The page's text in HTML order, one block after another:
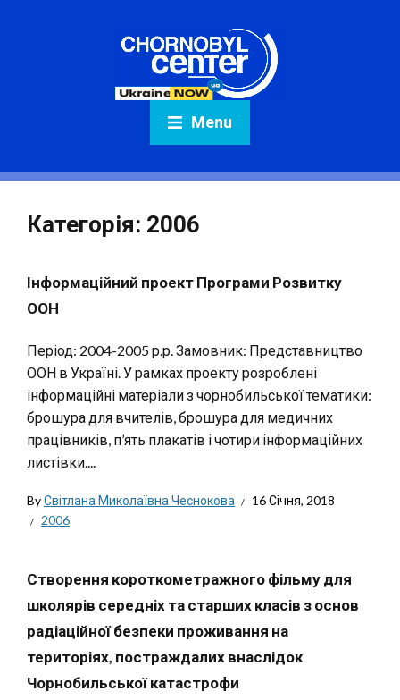
Menu
Категорія: 2006
Інформаційний проект Програми Розвитку
ООН
Період: 2004-2005 р.р. Замовник: Представництво
ООН в Україні. У рамках проекту розроблені
інформаційні матеріали з чорнобильської тематики:
брошура для вчителів, брошура для медичних
працівників, п’ять плакатів і чотири інформаційних
листівки....
ByСвітлана Миколаївна Чеснокова
16 Січня, 2018
2006
Створення короткометражного фільму для
школярів середніх та старших класів з основ
радіаційної безпеки проживання на
територіях, постраждалих внаслідок
Чорнобильської катастрофи